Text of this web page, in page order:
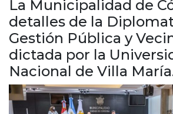
Cruz del Eje
Corredor de
La Carlota y zona
Laboulaye y sur
Bell Ville
Río Tercero
Despeñaderos
La Municipalidad de
detalles de la
Gestión Pública y
dictada por la
Nacional de Villa